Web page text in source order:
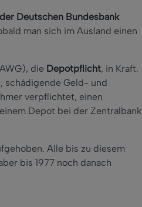
Deutschen Bundesbank
man sich im Ausland einen
die Depotpflicht, in Kraft.
schädigende Geld- und
verpflichtet, einen
Depot bei der Zentralbank
Alle bis zu diesem
bis 1977 noch danach